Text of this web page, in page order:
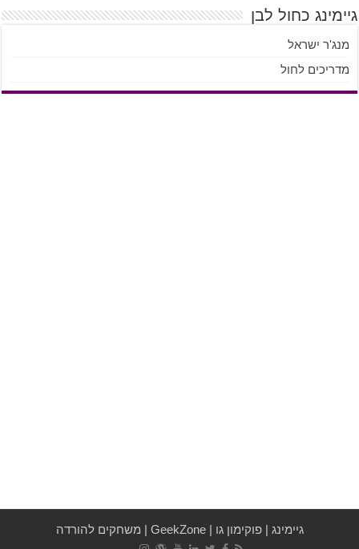
גיימינג כחול לבן
מנג'ר ישראל
מדריכים לחול
גיימינג| פוקימון גו|
GeekZone
| משחקים להורדה